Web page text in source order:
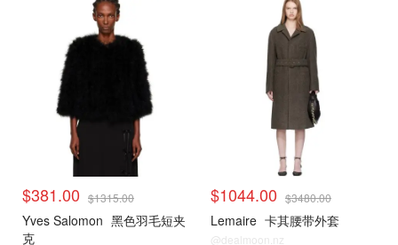
$381.00 $1315.00
Yves Salomon 黑色羽毛短夹
克
$1044.00 $3480.00
Lemaire 卡其腰带外套
@dealmoon.nz